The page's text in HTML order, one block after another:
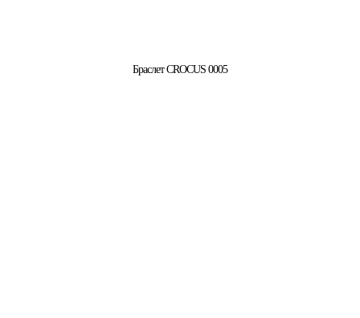
Браслет CROCUS 0005